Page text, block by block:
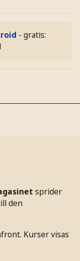
- gratis:
sprider
den
Kurser visas